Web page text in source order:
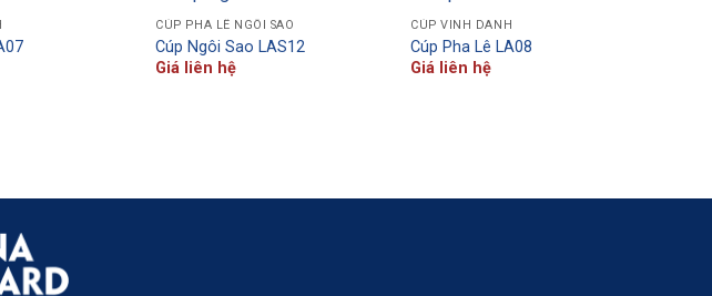
CÚP PHA LÊ NGÔI SAO
Cúp Ngôi Sao LAS12
Giá liên hệ
CÚP VINH DANH
Cúp Pha Lê LA08
Giá liên hệ